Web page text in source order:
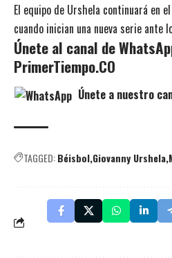
El equipo de Urshela continuará en
cuando inician una nueva serie ante
Únete al canal de
PrimerTiempo.CO
Únete a nuestro
TAGGED:Béisbol Giovanny Urshela